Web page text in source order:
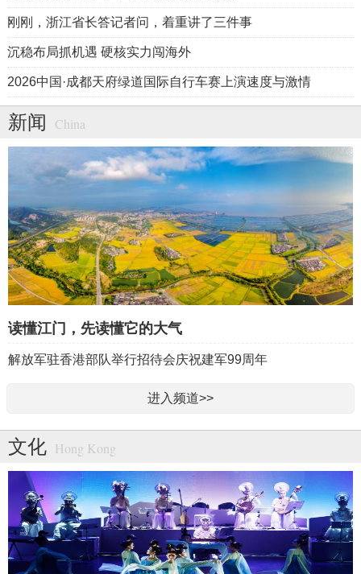
刚刚，浙江省长答记者问，着重讲了三件事
沉稳布局抓机遇 硬核实力闯海外
2026中国·成都天府绿道国际自行车赛上演速度与激情
新闻 China
读懂江门，先读懂它的大气
解放军驻香港部队举行招待会庆祝建军99周年
日本熊本县地震遇难人数升至14人
委内瑞拉强震遇难人数上升至5546人
特朗普称将继续打击伊朗 “守护”霍尔木兹海峡
进入频道>>
文化 Hong Kong